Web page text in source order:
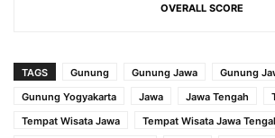
OVERALL SCORE
TAGS Gunung Gunung Jawa
Gunung
Gunung Yogyakarta
Jawa Jawa Tengah
Tempat Wisata Jawa
Tempat Wisata Jawa